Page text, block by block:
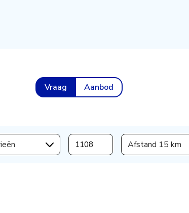
Vraag Aanbod
Afstand 15 km